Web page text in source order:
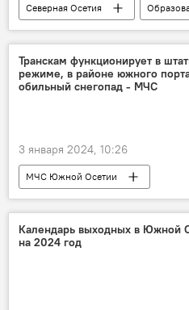
Северная Осетия
школа
Беспилотник
Транскам функционирует в
режиме, в районе южного
обильный снегопад - МЧС
3 января 2024, 10:26
МЧС Южной Осетии
МЧС РФ по Северной Осетии
Погода в Осетии
Календарь выходных в Южной
на 2024 год